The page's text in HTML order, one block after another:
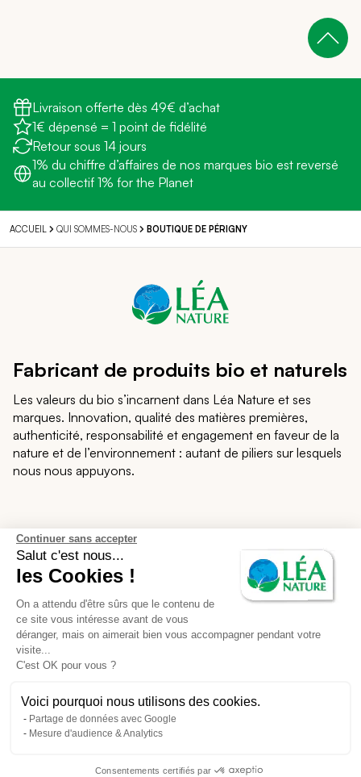
Livraison offerte dès 49€ d’achat
1€ dépensé = 1 point de fidélité
Retour sous 14 jours
1% du chiffre d’affaires de nos marques bio est reversé
au collectif 1% for the Planet
ACCUEIL QUI SOMMES-NOUS BOUTIQUE DE PÉRIGNY
Fabricant de produits bio et naturels
Les valeurs du bio s’incarnent dans Léa Nature et ses
marques. Innovation, qualité des matières premières,
authenticité, responsabilité et engagement en faveur de la
nature et de l’environnement : autant de piliers sur lesquels
nous nous appuyons.
Léa Nature
Notre écosystème
Nos services
Support et contact
CGU des avis en ligne
CGV
Mentions légales
Continuer sans accepter
Salut c'est nous...
les Cookies !
On a attendu d'être sûrs que le contenu de
ce site vous intéresse avant de vous
déranger, mais on aimerait bien vous accompagner pendant votre
visite...
C'est OK pour vous ?
Voici pourquoi nous utilisons des cookies.
Partage de données avec Google
Mesure d'audience & Analytics
Consentements certifiés par